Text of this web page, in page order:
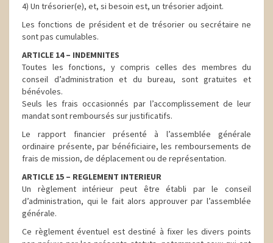
4) Un trésorier(e), et, si besoin est, un trésorier adjoint.
Les fonctions de président et de trésorier ou secrétaire ne
sont pas cumulables.
ARTICLE 14 – INDEMNITES
Toutes les fonctions, y compris celles des membres du
conseil d’administration et du bureau, sont gratuites et
bénévoles.
Seuls les frais occasionnés par l’accomplissement de leur
mandat sont remboursés sur justificatifs.
Le rapport financier présenté à l’assemblée générale
ordinaire présente, par bénéficiaire, les remboursements de
frais de mission, de déplacement ou de représentation.
ARTICLE 15 – REGLEMENT INTERIEUR
Un règlement intérieur peut être établi par le conseil
d’administration, qui le fait alors approuver par l’assemblée
générale.
Ce règlement éventuel est destiné à fixer les divers points